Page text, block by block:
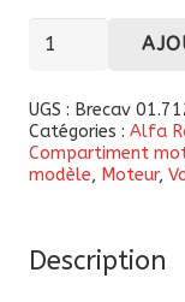
quantité
Faisceau
d'allumage
haute
01.712
UGS : Brecav
Catégories : Alfa
Compartiment
modèle, Moteur,
Description